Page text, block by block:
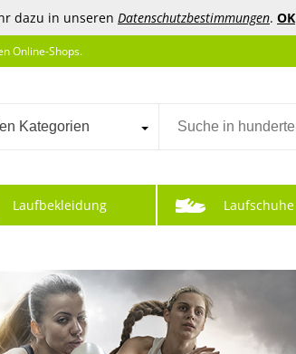
dazu in unseren Datenschutzbestimmungen. OK
Online-Shops.
Kategorien
Laufbekleidung Laufschuhe